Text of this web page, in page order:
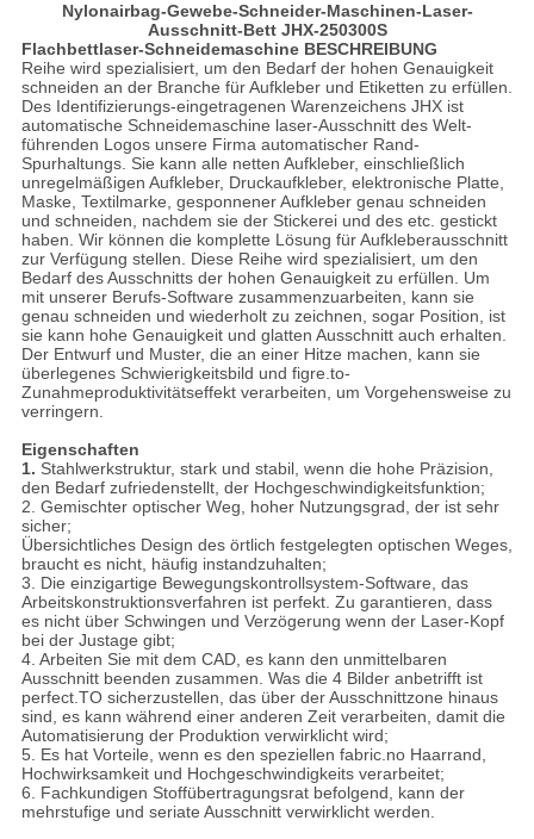
Nylonairbag-Gewebe-Schneider-Maschinen-Laser-
Ausschnitt-Bett JHX-250300S
Flachbettlaser-Schneidemaschine BESCHREIBUNG
Reihe wird spezialisiert, um den Bedarf der hohen Genauigkeit
schneiden an der Branche für Aufkleber und Etiketten zu erfüllen.
Des Identifizierungs-eingetragenen Warenzeichens JHX ist
automatische Schneidemaschine laser-Ausschnitt des Welt-
führenden Logos unsere Firma automatischer Rand-
Spurhaltungs. Sie kann alle netten Aufkleber, einschließlich
unregelmäßigen Aufkleber, Druckaufkleber, elektronische Platte,
Maske, Textilmarke, gesponnener Aufkleber genau schneiden
und schneiden, nachdem sie der Stickerei und des etc. gestickt
haben. Wir können die komplette Lösung für Aufkleberausschnitt
zur Verfügung stellen. Diese Reihe wird spezialisiert, um den
Bedarf des Ausschnitts der hohen Genauigkeit zu erfüllen. Um
mit unserer Berufs-Software zusammenzuarbeiten, kann sie
genau schneiden und wiederholt zu zeichnen, sogar Position, ist
sie kann hohe Genauigkeit und glatten Ausschnitt auch erhalten.
Der Entwurf und Muster, die an einer Hitze machen, kann sie
überlegenes Schwierigkeitsbild und figre.to-
Zunahmeproduktivitätseffekt verarbeiten, um Vorgehensweise zu
verringern.
Eigenschaften
1. Stahlwerkstruktur, stark und stabil, wenn die hohe Präzision,
den Bedarf zufriedenstellt, der Hochgeschwindigkeitsfunktion;
2. Gemischter optischer Weg, hoher Nutzungsgrad, der ist sehr
sicher;
Übersichtliches Design des örtlich festgelegten optischen Weges,
braucht es nicht, häufig instandzuhalten;
3. Die einzigartige Bewegungskontrollsystem-Software, das
Arbeitskonstruktionsverfahren ist perfekt. Zu garantieren, dass
es nicht über Schwingen und Verzögerung wenn der Laser-Kopf
bei der Justage gibt;
4. Arbeiten Sie mit dem CAD, es kann den unmittelbaren
Ausschnitt beenden zusammen. Was die 4 Bilder anbetrifft ist
perfect.TO sicherzustellen, das über der Ausschnittzone hinaus
sind, es kann während einer anderen Zeit verarbeiten, damit die
Automatisierung der Produktion verwirklicht wird;
5. Es hat Vorteile, wenn es den speziellen fabric.no Haarrand,
Hochwirksamkeit und Hochgeschwindigkeits verarbeitet;
6. Fachkundigen Stoffübertragungsrat befolgend, kann der
mehrstufige und seriate Ausschnitt verwirklicht werden.